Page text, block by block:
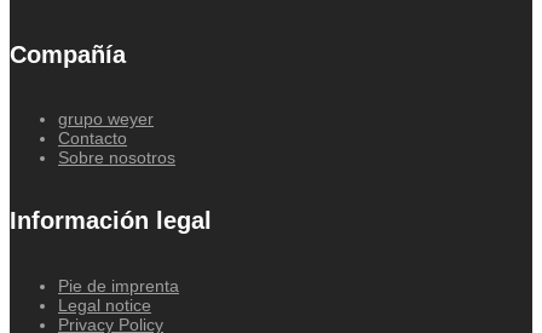
Compañía
grupo weyer
Contacto
Sobre nosotros
Información legal
Pie de imprenta
Legal notice
Privacy Policy